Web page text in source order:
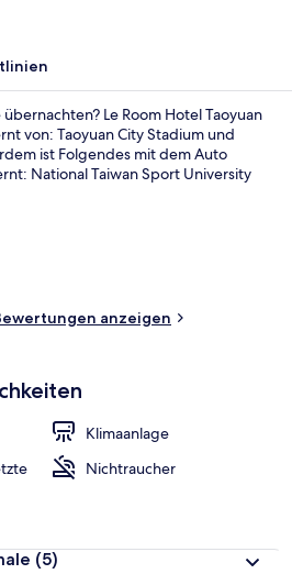
Le Room Hotel Taoyuan
von: Taoyuan City Stadium und
ist Folgendes mit dem Auto
National Taiwan Sport University
anzeigen
Klimaanlage
Nichtraucher
(5)